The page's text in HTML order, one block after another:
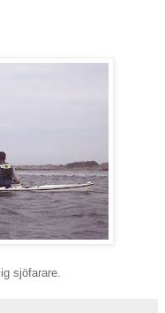
sjöfarare.